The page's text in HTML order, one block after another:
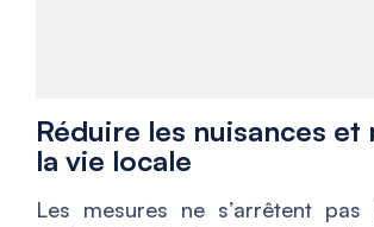
Réduire les nuisances
la vie locale
Les mesures ne s’arrêtent pas